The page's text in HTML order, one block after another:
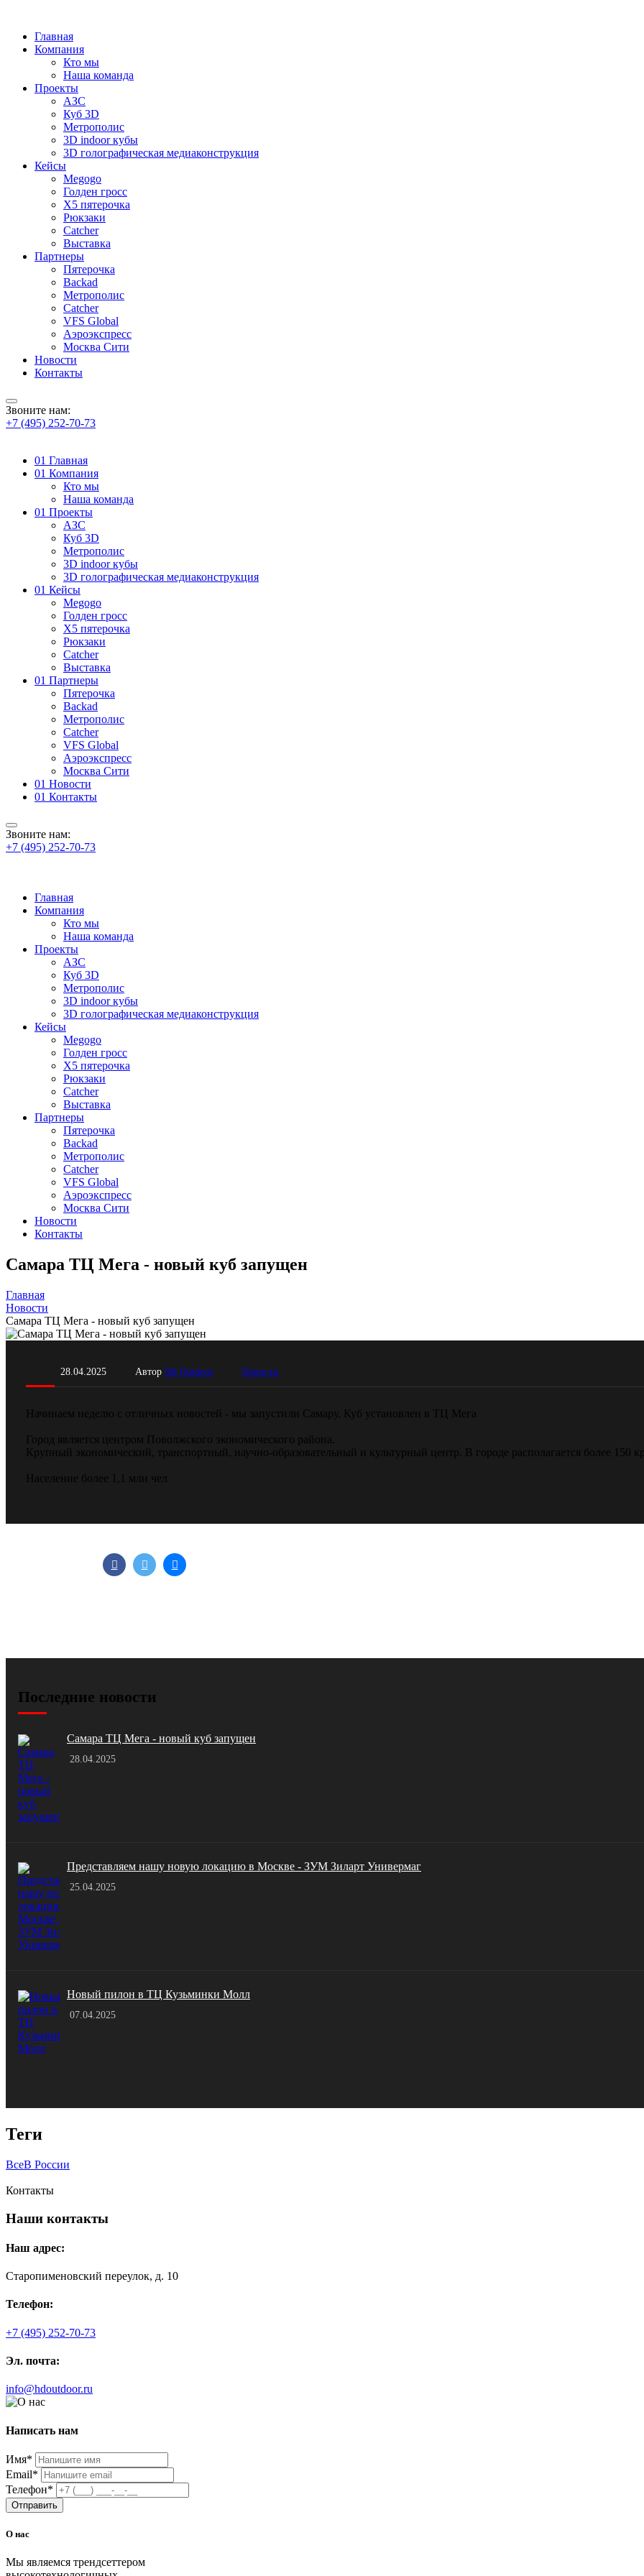
Главная
Компания
Кто мы
Наша команда
Проекты
АЗС
Куб 3D
Метрополис
3D indoor кубы
3D голографическая медиаконструкция
Кейсы
Megogo
Голден гросс
X5 пятерочка
Рюкзаки
Catcher
Выставка
Партнеры
Пятерочка
Backad
Метрополис
Catcher
VFS Global
Аэроэкспресс
Москва Сити
Новости
Контакты
Звоните нам:
+7 (495) 252-70-73
01 Главная
01 Компания
Кто мы
Наша команда
01 Проекты
АЗС
Куб 3D
Метрополис
3D indoor кубы
3D голографическая медиаконструкция
01 Кейсы
Megogo
Голден гросс
X5 пятерочка
Рюкзаки
Catcher
Выставка
01 Партнеры
Пятерочка
Backad
Метрополис
Catcher
VFS Global
Аэроэкспресс
Москва Сити
01 Новости
01 Контакты
Звоните нам:
+7 (495) 252-70-73
Главная
Компания
Кто мы
Наша команда
Проекты
АЗС
Куб 3D
Метрополис
3D indoor кубы
3D голографическая медиаконструкция
Кейсы
Megogo
Голден гросс
X5 пятерочка
Рюкзаки
Catcher
Выставка
Партнеры
Пятерочка
Backad
Метрополис
Catcher
VFS Global
Аэроэкспресс
Москва Сити
Новости
Контакты
Самара ТЦ Мега - новый куб запущен
Главная
Новости
Самара ТЦ Мега - новый куб запущен
28.04.2025 Автор Hd Outdoor Новости
Начинаем неделю с отличных новостей - мы запустили Самару. Куб установлен в ТЦ Мега
Город является центром Поволжского экономического района.
Крупный экономический, транспортный, научно-образовательный и культурный центр. В городе располагается более
Население более 1,1 млн чел
Последние новости
Самара ТЦ Мега - новый куб запущен
28.04.2025
Представляем нашу новую локацию в Москве - ЗУМ Зиларт Универмаг
25.04.2025
Новый пилон в ТЦ Кузьминки Молл
07.04.2025
Теги
ВсеВ России
Контакты
Наши контакты
Наш адрес:
Старопименовский переулок, д. 10
Телефон:
+7 (495) 252-70-73
Эл. почта:
info@hdoutdoor.ru
Написать нам
Имя*
Email*
Телефон*
Отправить
О нас
Мы являемся трендсеттером